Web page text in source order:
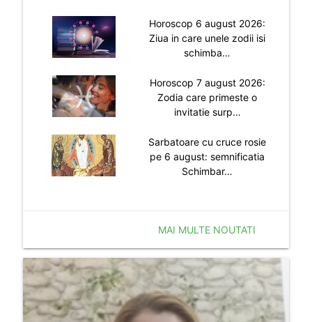
Horoscop 6 august 2026:
Ziua in care unele zodii isi
schimba…
Horoscop 7 august 2026:
Zodia care primeste o
invitatie surp…
Sarbatoare cu cruce rosie
pe 6 august: semnificatia
Schimbar…
MAI MULTE NOUTATI